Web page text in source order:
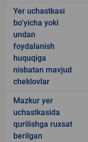
Yer uchastkasi
bo‘yicha yoki
undan
foydalanish
huquqiga
nisbatan mavjud
cheklovlar
Mazkur yer
uchastkasida
qurilishga ruxsat
berilgan